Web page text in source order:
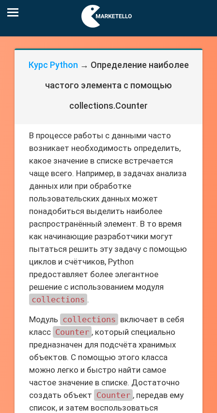
Курс Python → Определение наиболее
частого элемента с помощью
collections.Counter
В процессе работы с данными часто
возникает необходимость определить,
какое значение в списке встречается
чаще всего. Например, в задачах анализа
данных или при обработке
пользовательских данных может
понадобиться выделить наиболее
распространённый элемент. В то время
как начинающие разработчики могут
пытаться решить эту задачу с помощью
циклов и счётчиков, Python
предоставляет более элегантное
решение с использованием модуля
collections .
Модуль collections включает в себя
класс Counter , который специально
предназначен для подсчёта хранимых
объектов. С помощью этого класса
можно легко и быстро найти самое
частое значение в списке. Достаточно
создать объект Counter , передав ему
список, и затем воспользоваться